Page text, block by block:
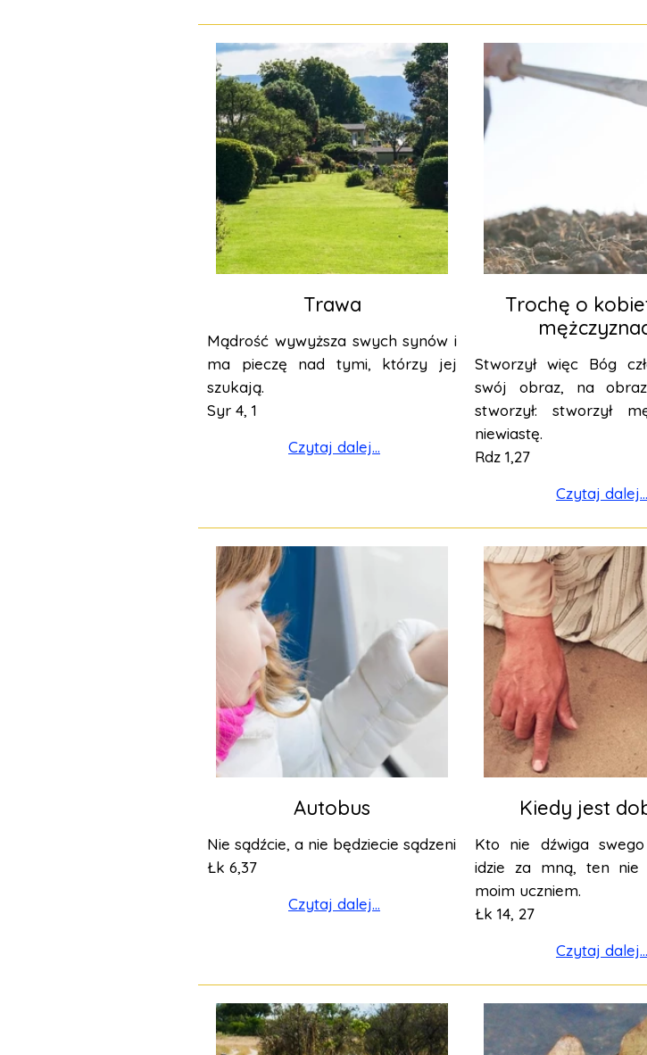
Trawa
Mądrość wywyższa swych synów i
ma pieczę nad tymi, którzy jej
szukają.
Syr 4, 1
Czytaj dalej...
Trochę o
Stworzył więc Bóg
swój obraz, na
stworzył: stworzył
niewiastę.
Rdz 1,27
Czytaj dalej...
Autobus
Nie sądźcie, a nie będziecie sądzeni
Łk 6,37
Czytaj dalej...
Kiedy jest
Kto nie dźwiga
idzie za mną, ten nie
moim uczniem.
Łk 14, 27
Czytaj dalej...